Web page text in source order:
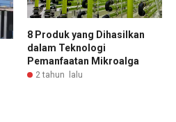
8 Produk yang Dihasilkan
dalam Teknologi
Pemanfaatan Mikroalga
2 tahun lalu